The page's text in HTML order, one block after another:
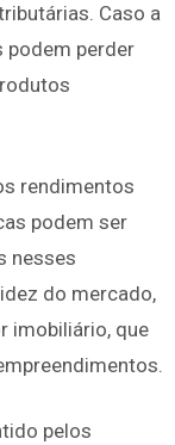
Caso a
podem perder
rendimentos
podem ser
nesses
do mercado,
imobiliário, que
pelos